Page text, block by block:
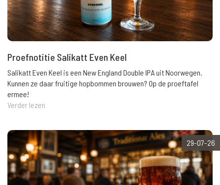
Proefnotitie Salikatt Even Keel
Salikatt Even Keel is een New England Double IPA uit Noorwegen.
Kunnen ze daar fruitige hopbommen brouwen? Op de proeftafel
ermee!
Verder lezen
29-07-26